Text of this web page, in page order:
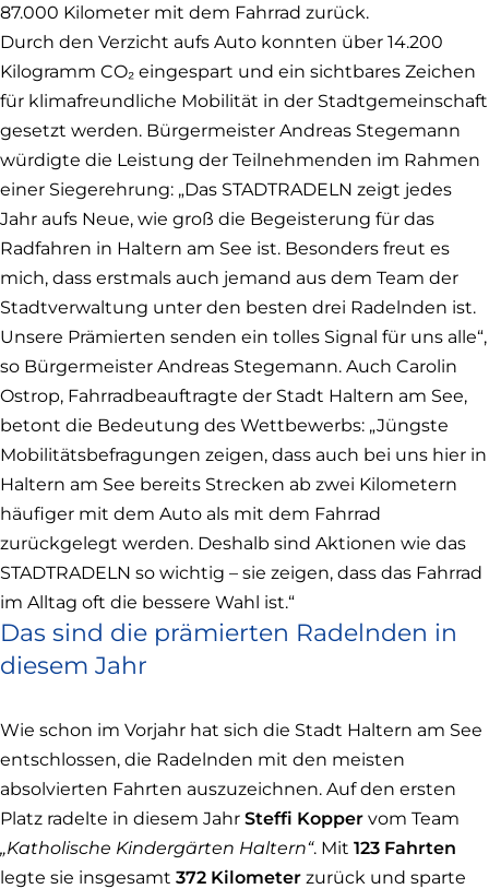
87.000 Kilometer mit dem Fahrrad zurück.
Durch den Verzicht aufs Auto konnten über 14.200
Kilogramm CO₂ eingespart und ein sichtbares Zeichen
für klimafreundliche Mobilität in der Stadtgemeinschaft
gesetzt werden. Bürgermeister Andreas Stegemann
würdigte die Leistung der Teilnehmenden im Rahmen
einer Siegerehrung: „Das STADTRADELN zeigt jedes
Jahr aufs Neue, wie groß die Begeisterung für das
Radfahren in Haltern am See ist. Besonders freut es
mich, dass erstmals auch jemand aus dem Team der
Stadtverwaltung unter den besten drei Radelnden ist.
Unsere Prämierten senden ein tolles Signal für uns alle“,
so Bürgermeister Andreas Stegemann. Auch Carolin
Ostrop, Fahrradbeauftragte der Stadt Haltern am See,
betont die Bedeutung des Wettbewerbs: „Jüngste
Mobilitätsbefragungen zeigen, dass auch bei uns hier in
Haltern am See bereits Strecken ab zwei Kilometern
häufiger mit dem Auto als mit dem Fahrrad
zurückgelegt werden. Deshalb sind Aktionen wie das
STADTRADELN so wichtig – sie zeigen, dass das Fahrrad
im Alltag oft die bessere Wahl ist.“
Das sind die prämierten Radelnden in
diesem Jahr
Wie schon im Vorjahr hat sich die Stadt Haltern am See
entschlossen, die Radelnden mit den meisten
absolvierten Fahrten auszuzeichnen. Auf den ersten
Platz radelte in diesem Jahr Steffi Kopper vom Team
„Katholische Kindergärten Haltern“. Mit 123 Fahrten
legte sie insgesamt 372 Kilometer zurück und sparte